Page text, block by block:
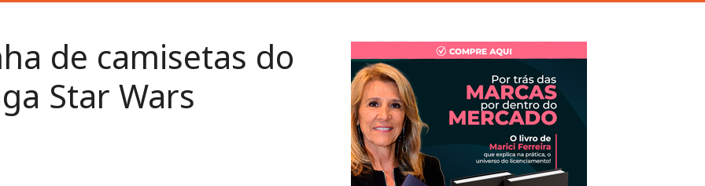
de camisetas do
Star Wars